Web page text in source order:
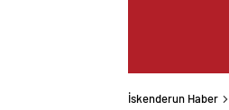
İskenderun Haber